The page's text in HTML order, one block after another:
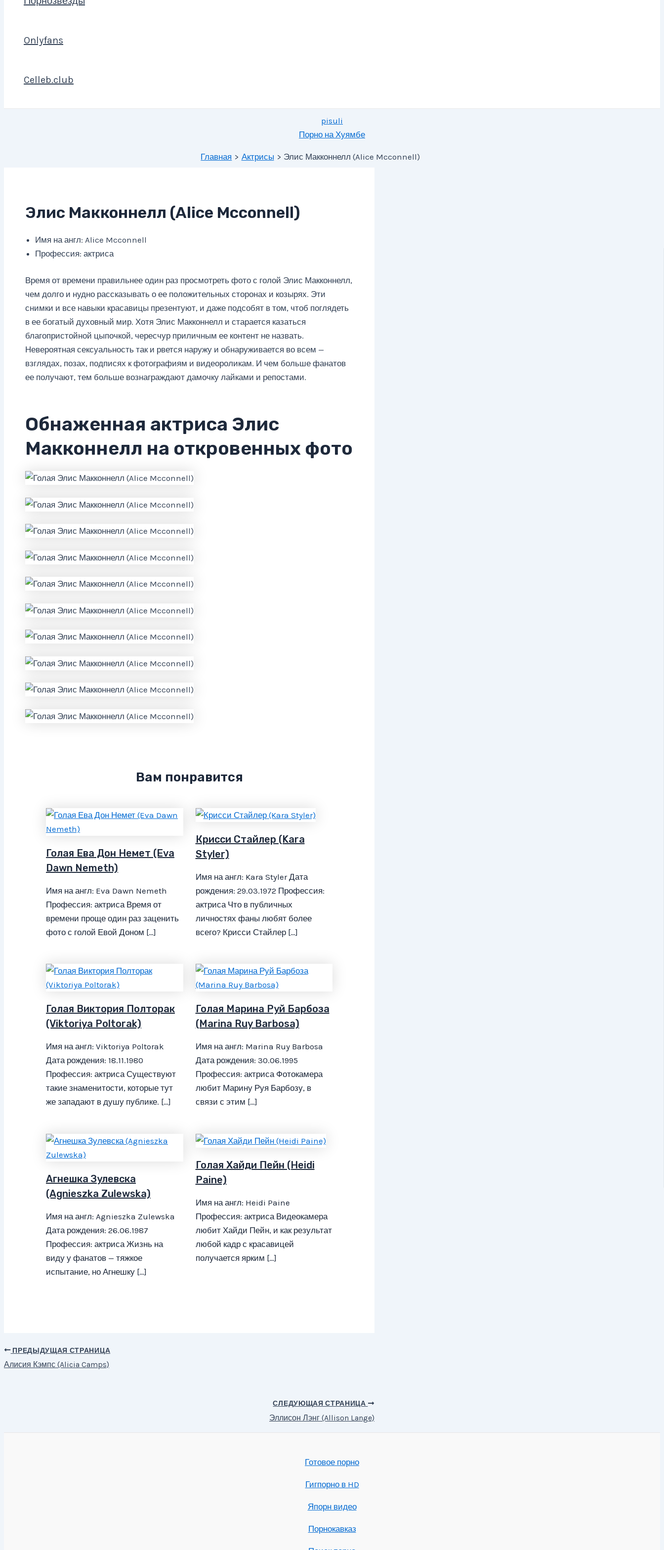
Onlyfans
Celleb.club
pisuli
Порно на Хуямбе
Главная Актрисы Элис Макконнелл (Alice Mcconnell)
Элис Макконнелл (Alice Mcconnell)
Имя на англ: Alice Mcconnell
Профессия: актриса
Время от времени правильнее один раз просмотреть фото с голой Элис Макконнелл,
чем долго и нудно рассказывать о ее положительных сторонах и козырях. Эти
снимки и все навыки красавицы презентуют, и даже подсобят в том, чтоб поглядеть
в ее богатый духовный мир. Хотя Элис Макконнелл и старается казаться
благопристойной цыпочкой, чересчур приличным ее контент не назвать.
Невероятная сексуальность так и рвется наружу и обнаруживается во всем —
взглядах, позах, подписях к фотографиям и видеороликам. И чем больше фанатов
ее получают, тем больше вознаграждают дамочку лайками и репостами.
Обнаженная актриса Элис
Макконнелл на откровенных фото
Вам понравится
Голая Ева Дон Немет (Eva
Dawn Nemeth)
Имя на англ: Eva Dawn Nemeth
Профессия: актриса Время от
времени проще один раз заценить
фото с голой Евой Доном […]
Крисси Стайлер (Kara
Styler)
Имя на англ: Kara Styler Дата
рождения: 29.03.1972 Профессия:
актриса Что в публичных
личностях фаны любят более
всего? Крисси Стайлер […]
Голая Виктория Полторак
(Viktoriya Poltorak)
Имя на англ: Viktoriya Poltorak
Дата рождения: 18.11.1980
Профессия: актриса Существуют
такие знаменитости, которые тут
же западают в душу публике. […]
Голая Марина Руй Барбоза
(Marina Ruy Barbosa)
Имя на англ: Marina Ruy Barbosa
Дата рождения: 30.06.1995
Профессия: актриса Фотокамера
любит Марину Руя Барбозу, в
связи с этим […]
Агнешка Зулевска
(Agnieszka Zulewska)
Имя на англ: Agnieszka Zulewska
Дата рождения: 26.06.1987
Профессия: актриса Жизнь на
виду у фанатов — тяжкое
испытание, но Агнешку […]
Голая Хайди Пейн (Heidi
Paine)
Имя на англ: Heidi Paine
Профессия: актриса Видеокамера
любит Хайди Пейн, и как результат
любой кадр с красавицей
получается ярким […]
Навигация
по
ПРЕДЫДУЩАЯ СТРАНИЦА
Алисия Кэмпс (Alicia Camps)
СЛЕДУЮЩАЯ СТРАНИЦА
Эллисон Лэнг (Allison Lange)
Готовое порно
Гигпорно в HD
Япорн видео
Порнокавказ